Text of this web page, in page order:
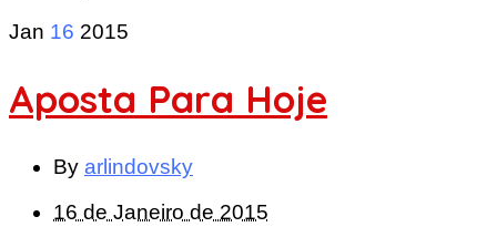
Jan 16 2015
Aposta Para Hoje
By arlindovsky
16 de Janeiro de 2015